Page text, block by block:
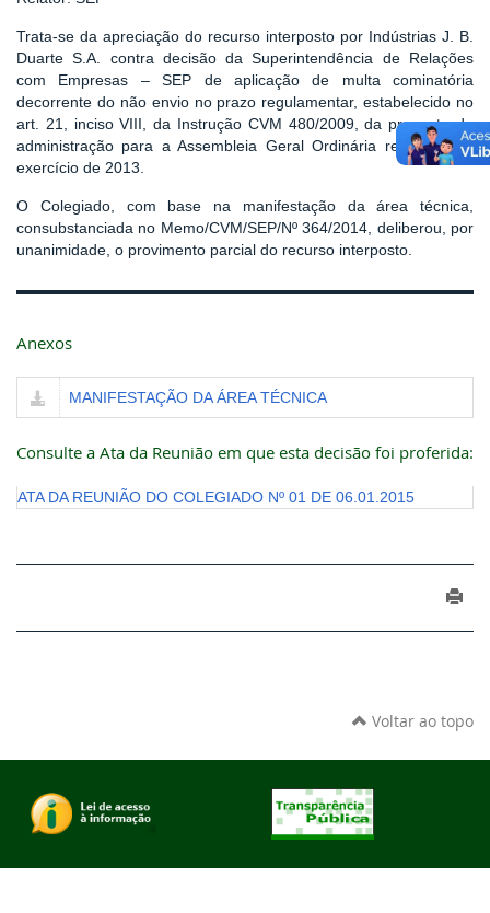
Trata-se da apreciação do recurso interposto por Indústrias J. B.
Duarte S.A. contra decisão da Superintendência de Relações
com Empresas – SEP de aplicação de multa cominatória
decorrente do não envio no prazo regulamentar, estabelecido no
art. 21, inciso VIII, da Instrução CVM 480/2009, da proposta da
administração para a Assembleia Geral Ordinária referente ao
exercício de 2013.
O Colegiado, com base na manifestação da área técnica,
consubstanciada no Memo/CVM/SEP/Nº 364/2014, deliberou, por
unanimidade, o provimento parcial do recurso interposto.
Anexos
MANIFESTAÇÃO DA ÁREA TÉCNICA
Consulte a Ata da Reunião em que esta decisão foi proferida:
ATA DA REUNIÃO DO COLEGIADO Nº 01 DE 06.01.2015
Voltar ao topo